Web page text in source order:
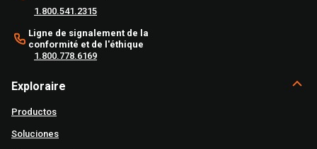
1.800.541.2315
Ligne de signalement de la
conformité et de l'éthique
1.800.778.6169
Exploraire
Productos
Soluciones